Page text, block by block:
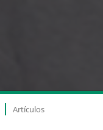
Artículos